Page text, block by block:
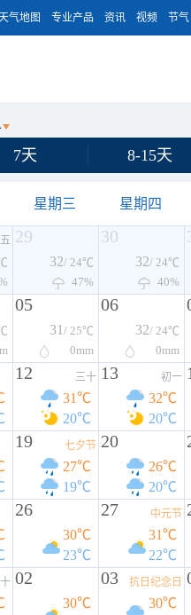
气地图 专业产品 资讯 视频 节气
7天 8-15天
星期三 星期四
29
32/ 24℃
47%
30
32/ 24℃
40%
05
31 / 25℃
0mm
06
32/ 24℃
0mm
12 三十
31℃
20℃
13 初一
32℃
20℃
19 七夕节
27℃
19℃
20
26℃
20℃
26
30℃
23℃
27 中元节
31℃
22℃
02
30℃
03 抗日纪念日
30℃